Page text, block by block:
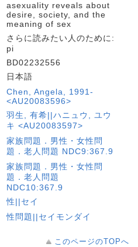
asexuality reveals about
desire, society, and the
meaning of sex
さらに読みたい人のために:
pi
BD02232556
日本語
Chen, Angela, 1991-
<AU20083596>
羽生, 有希||ハニュウ, ユウ
キ <AU20083597>
家族問題．男性・女性問
題．老人問題 NDC9:367.9
家族問題．男性・女性問
題．老人問題
NDC10:367.9
性||セイ
性問題||セイモンダイ
このページのTOPへ